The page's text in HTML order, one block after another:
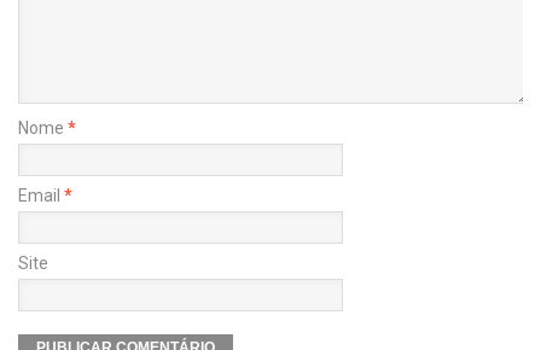
Nome *
Email *
Site